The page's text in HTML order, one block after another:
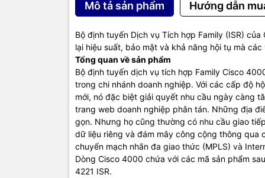
Mô tả sản phẩm Hướng dẫn
Bộ định tuyến Dịch vụ Tích hợp Family (ISR)
lại hiệu suất, bảo mật và khả năng hội tụ mà
Tổng quan về sản phẩm
Bộ định tuyến dịch vụ tích hợp Family Cisco
trong chi nhánh doanh nghiệp. Với các cấp độ
mới, nó đặc biệt giải quyết nhu cầu ngày càng
trang web doanh nghiệp phân tán. Những địa
gọn. Nhưng họ cũng thường có nhu cầu giao
dữ liệu riêng và đám mây công cộng thông qua
chuyển mạch nhãn đa giao thức (MPLS) và
Dòng Cisco 4000 chứa với các mã sản phẩm
4221 ISR.
máy tính
bao gồm
lượng dữ
thay đổi
Kiến trúc
Vài năm
thuật số.
đặc biệt là
này. Ngoài
mạng
mạng IT
nhóm IT.
Kiến trúc
hướng